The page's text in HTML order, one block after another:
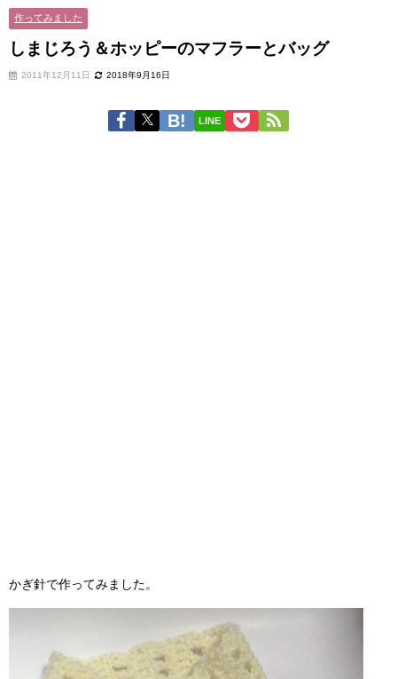
作ってみました
しまじろう＆ホッピーのマフラーとバッグ
2011年12月11日 2018年9月16日
LINE
かぎ針で作ってみました。